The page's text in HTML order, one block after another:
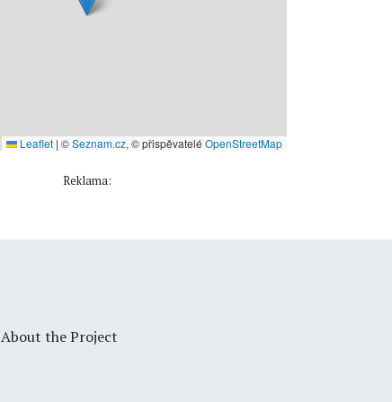
Leaflet | ©Seznam.cz, © přispěvatelé OpenStreetMap
Reklama:
About the Project